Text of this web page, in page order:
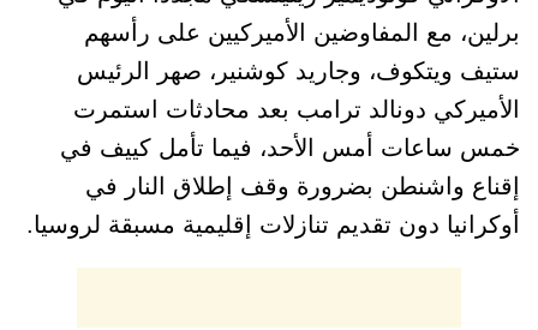
برلين، مع المفاوضين الأميركيين على رأسهم
ستيف ويتكوف، وجاريد كوشنير، صهر الرئيس
الأميركي دونالد ترامب بعد محادثات استمرت
خمس ساعات أمس الأحد، فيما تأمل كييف في
إقناع واشنطن بضرورة وقف إطلاق النار في
أوكرانيا دون تقديم تنازلات إقليمية مسبقة لروسيا.